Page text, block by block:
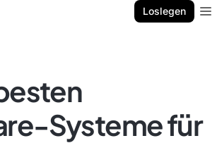
Loslegen
Systeme für